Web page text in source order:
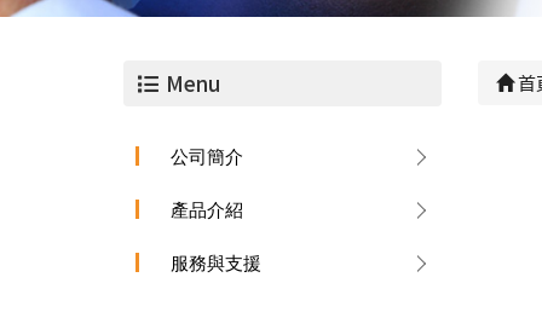
Menu
公司簡介
產品介紹
服務與支援
首